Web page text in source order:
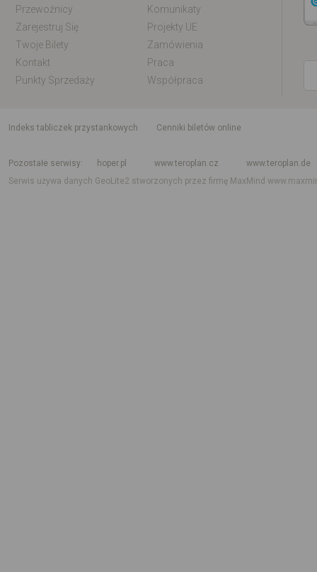
Przewoźnicy
Komunikaty
Zarejestruj Się
Projekty UE
Twoje Bilety
Zamówienia
Kontakt
Praca
Punkty Sprzedaży
Współpraca
indeks tabliczek przystankowych
Cenniki biletów online
Pozostałe serwisy
hoper.pl www.teroplan.cz
www.teroplan.de
Serwis używa danych GeoLite2 stworzonych przez firmę MaxMind